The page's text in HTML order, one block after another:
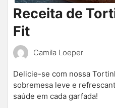
Receita de
Fit
Camila Loeper
Delicie-se com nossa
sobremesa leve e
saúde em cada garfada!